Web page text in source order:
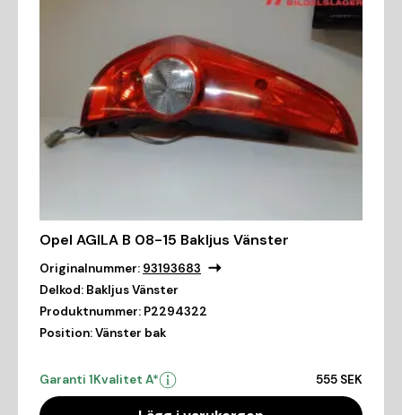
Opel AGILA B 08-15 Bakljus Vänster
Originalnummer: 93193683
Delkod: Bakljus Vänster
Produktnummer: P2294322
Position:Vänster bak
Garanti 1Kvalitet A* 555 SEK